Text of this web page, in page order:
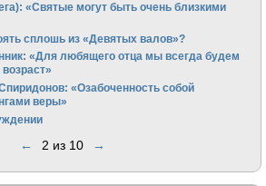
«Святые могут быть очень близкими
сплошь из «Девятых валов»?
«Для любящего отца мы всегда будем
«Озабоченность собой
веры»
← 2 из 10 →